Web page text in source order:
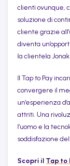
clienti ovunque,
soluzione di
cliente grazie
diventa
la clientela Jonak.
Il Tap to Pay
convergere il
un’esperienza
attriti. Una
l’uomo e la
soddisfazione
Scopri il Tap to